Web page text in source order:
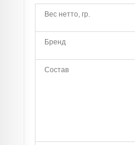
Вес нетто, гр.
Бренд
Состав